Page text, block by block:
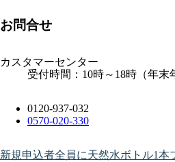
お問合せ
カスタマーセンター
受付時間：10時～18時（年末
0120-937-032
0570-020-330
新規申込者全員に天然水ボトル1本